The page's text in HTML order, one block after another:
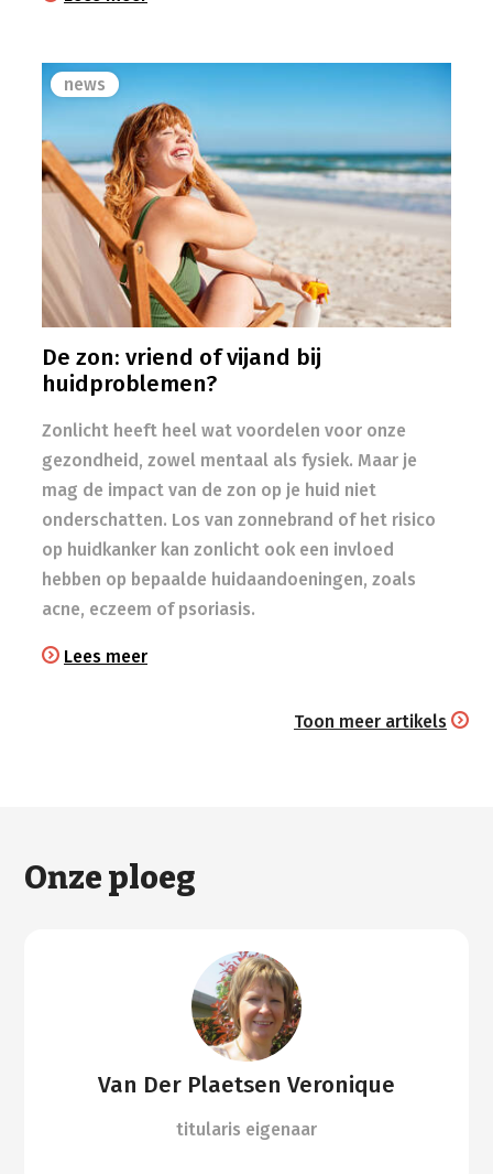
news
De zon: vriend of vijand bij
huidproblemen?
Zonlicht heeft heel wat voordelen voor onze
gezondheid, zowel mentaal als fysiek. Maar je
mag de impact van de zon op je huid niet
onderschatten. Los van zonnebrand of het risico
op huidkanker kan zonlicht ook een invloed
hebben op bepaalde huidaandoeningen, zoals
acne, eczeem of psoriasis.
Lees meer
Toon meer artikels
Onze ploeg
Van Der Plaetsen Veronique
titularis eigenaar